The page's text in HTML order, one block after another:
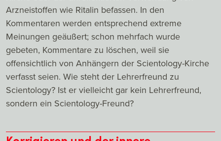
Arzneistoffen wie Ritalin befassen. In den
Kommentaren werden entsprechend extreme
Meinungen geäußert; schon mehrfach wurde
gebeten, Kommentare zu löschen, weil sie
offensichtlich von Anhängern der Scientology-Kirche
verfasst seien. Wie steht der Lehrerfreund zu
Scientology? Ist er vielleicht gar kein Lehrerfreund,
sondern ein Scientology-Freund?